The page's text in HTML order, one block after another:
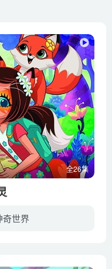
全26集
世界